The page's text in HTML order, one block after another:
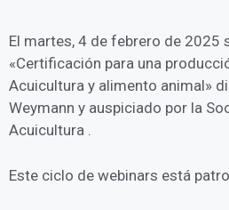
El martes, 4 de febrero de 2025
«Certificación para una
Acuicultura y alimento animal»
Weymann y auspiciado por la
Acuicultura .
Este ciclo de webinars está